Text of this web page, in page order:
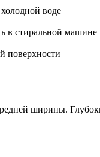
воде
в стиральной машине
поверхности
ширины.